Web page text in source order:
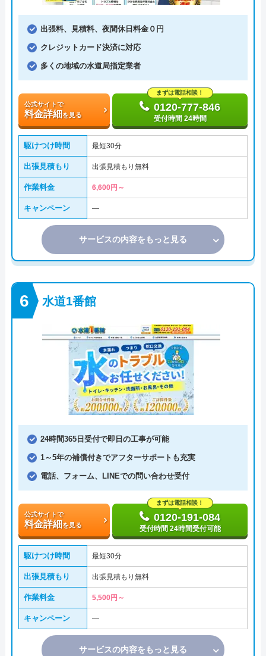
出張料、見積料、夜間休日料金０円
クレジットカード決済に対応
多くの地域の水道局指定業者
公式サイトで
料金詳細を見る
まずは電話相談！
0120-777-846
受付時間 24時間
駆けつけ時間 最短30分
出張見積もり 出張見積もり無料
作業料金 6,600円～
キャンペーン ―
サービスの内容をもっと見る
水道1番館
24時間365日受付で即日の工事が可能
1～5年の補償付きでアフターサポートも充実
電話、フォーム、LINEでの問い合わせ受付
公式サイトで
料金詳細を見る
まずは電話相談！
0120-191-084
受付時間 24時間受付可能
駆けつけ時間 最短30分
出張見積もり 出張見積もり無料
作業料金 5,500円～
キャンペーン ―
サービスの内容をもっと見る